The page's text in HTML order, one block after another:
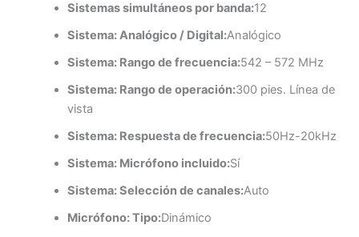
Sistemas simultáneos por banda:12
Sistema: Analógico / Digital:Analógico
Sistema: Rango de frecuencia:542 – 572 MHz
Sistema: Rango de operación:300 pies. Línea de
vista
Sistema: Respuesta de frecuencia:50Hz-20kHz
Sistema: Micrófono incluido:Sí
Sistema: Selección de canales:Auto
Micrófono: Tipo:Dinámico